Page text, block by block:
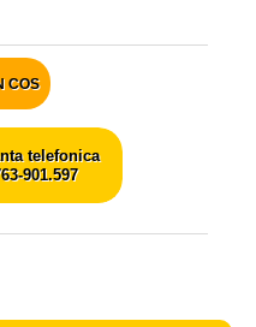
COS
telefonica
901.597